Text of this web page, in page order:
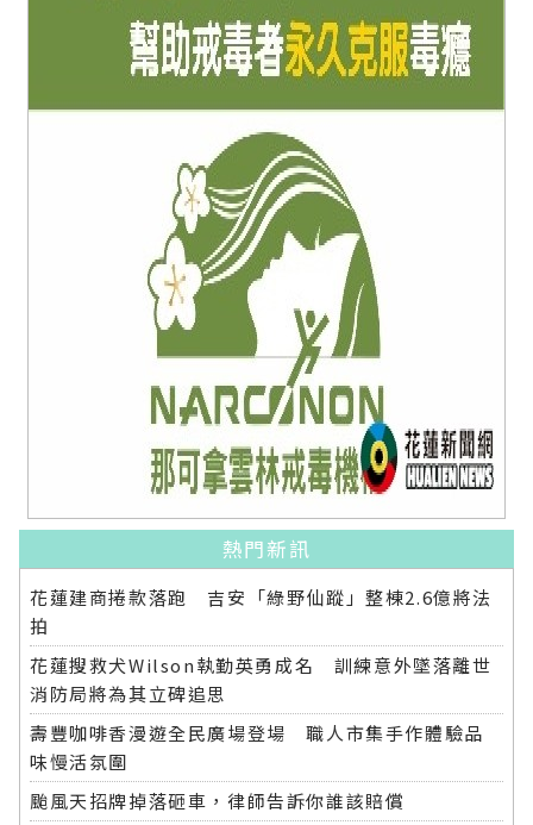
熱門新訊
花蓮建商捲款落跑 吉安「綠野仙蹤」整棟2.6億將法
拍
花蓮搜救犬Wilson執勤英勇成名 訓練意外墜落離世
消防局將為其立碑追思
壽豐咖啡香漫遊全民廣場登場 職人市集手作體驗品
味慢活氛圍
颱風天招牌掉落砸車，律師告訴你誰該賠償